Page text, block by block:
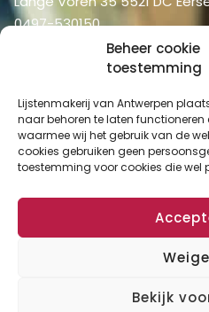
Beheer cookie
toestemming
Lijstenmakerij van Antwerpen
naar behoren te laten functioneren
waarmee wij het gebruik van de
cookies gebruiken geen
toestemming voor cookies die wel
Bekijk
0497-530150
info@lijstenmakerij
Home
Over ons
Diensten
Lijstenmakerij
Algemene Voorwaarden